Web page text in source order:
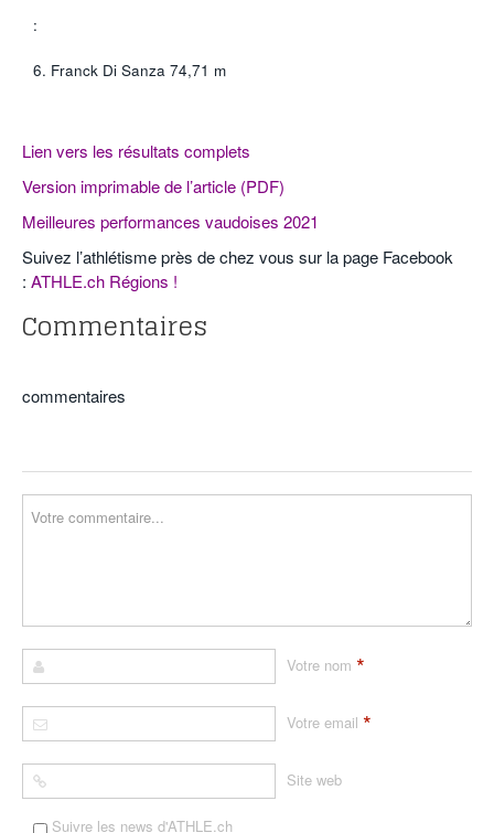
:
6. Franck Di Sanza 74,71 m
Lien vers les résultats complets
Version imprimable de l’article (PDF)
Meilleures performances vaudoises 2021
Suivez l’athlétisme près de chez vous sur la page Facebook
: ATHLE.ch Régions !
Commentaires
commentaires
Votre nom *
Votre email *
Site web
Suivre les news d'ATHLE.ch